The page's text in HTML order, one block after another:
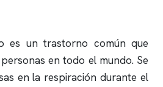
es un trastorno común que
en todo el mundo. Se
en la respiración durante el